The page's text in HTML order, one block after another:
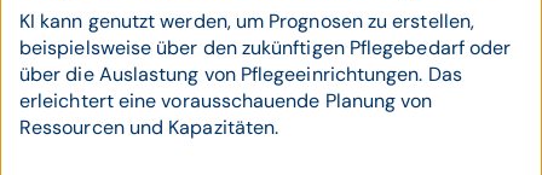
KI kann genutzt werden, um Prognosen zu erstellen,
beispielsweise über den zukünftigen Pflegebedarf oder
über die Auslastung von Pflegeeinrichtungen. Das
erleichtert eine vorausschauende Planung von
Ressourcen und Kapazitäten.